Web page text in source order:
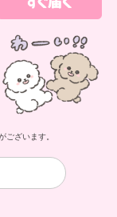
ございます。